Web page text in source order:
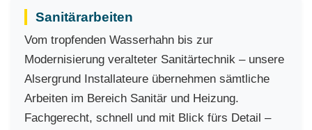
Sanitärarbeiten
Vom tropfenden Wasserhahn bis zur
Modernisierung veralteter Sanitärtechnik – unsere
Alsergrund Installateure übernehmen sämtliche
Arbeiten im Bereich Sanitär und Heizung.
Fachgerecht, schnell und mit Blick fürs Detail –